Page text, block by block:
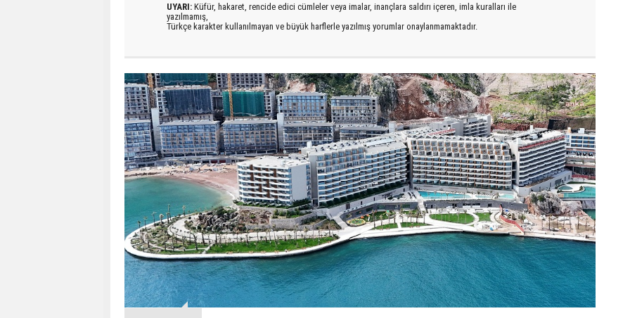
UYARI: Küfür, hakaret, rencide edici cümleler veya imalar, inançlara saldırı içeren, imla kuralları ile
yazılmamış,
Türkçe karakter kullanılmayan ve büyük harflerle yazılmış yorumlar onaylanmamaktadır.